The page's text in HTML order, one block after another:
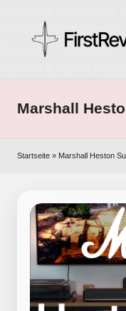
ir
t
w
Smart
Audio
unabhängig
Marshall
Startseite » Marshall Heston